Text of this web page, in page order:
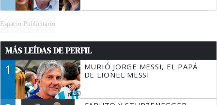
Espacio Publicitario
MÁS LEÍDAS DE PERFIL
1
MURIÓ JORGE MESSI, EL PAPÁ
DE LIONEL MESSI